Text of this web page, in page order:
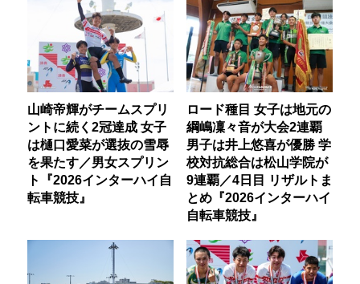
山崎帝輝がチームスプリ
ントに続く2冠達成 女子
は樋口愛菜が選抜の雪辱
を果たす／男女スプリン
ト『2026インターハイ自
転車競技』
ロード種目 女子は地元の
綱嶋凜々音が大会2連覇
男子は井上悠喜が優勝 学
校対抗総合は松山学院が
9連覇／4日目 リザルトま
とめ『2026インターハイ
自転車競技』